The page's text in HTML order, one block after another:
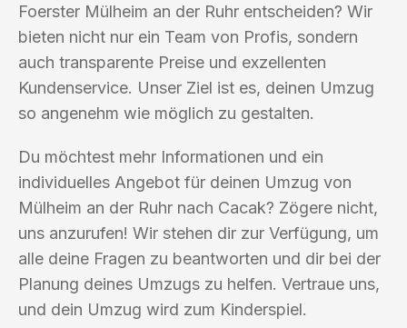
Foerster Mülheim an der Ruhr entscheiden? Wir
bieten nicht nur ein Team von Profis, sondern
auch transparente Preise und exzellenten
Kundenservice. Unser Ziel ist es, deinen Umzug
so angenehm wie möglich zu gestalten.
Du möchtest mehr Informationen und ein
individuelles Angebot für deinen Umzug von
Mülheim an der Ruhr nach Cacak? Zögere nicht,
uns anzurufen! Wir stehen dir zur Verfügung, um
alle deine Fragen zu beantworten und dir bei der
Planung deines Umzugs zu helfen. Vertraue uns,
und dein Umzug wird zum Kinderspiel.